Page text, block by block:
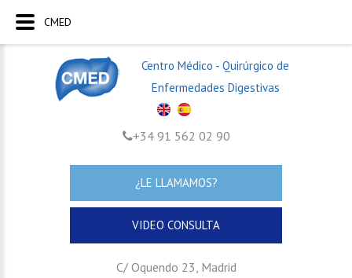
Centro Médico - Quirúrgico de
Enfermedades Digestivas
+34 91 562 02 90
¿LE LLAMAMOS?
VIDEO CONSULTA
C/ Oquendo 23, Madrid
CMED